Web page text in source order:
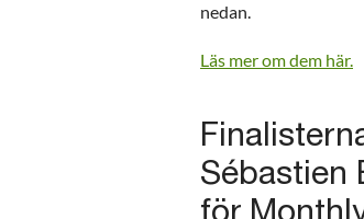
nedan.
Läs mer om dem här.
Sébastien